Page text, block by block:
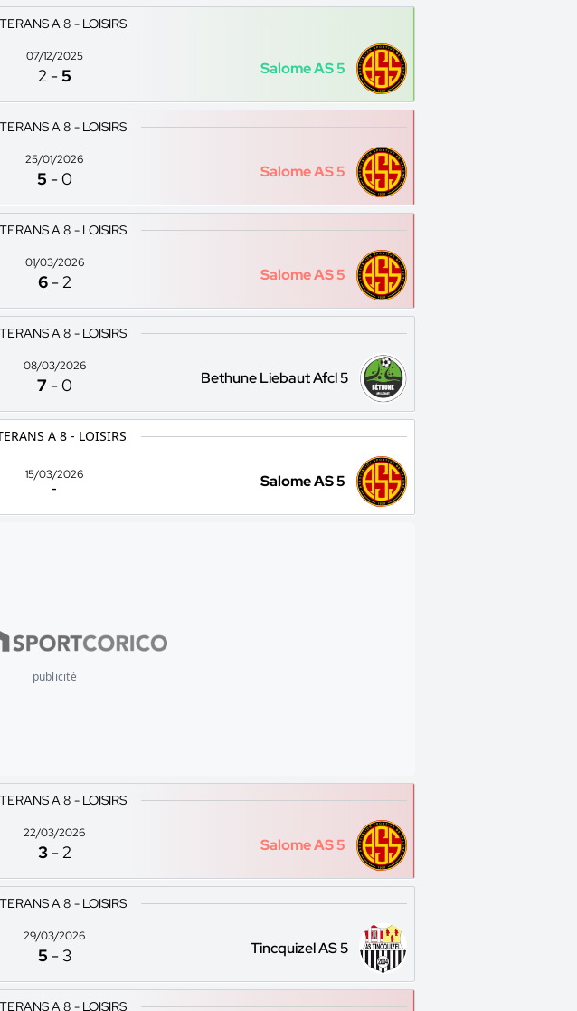
A 8 - LOISIRS
07/12/2025
2 -5 Salome AS 5
A 8 - LOISIRS
25/01/2026
5 -0 Salome AS 5
A 8 - LOISIRS
01/03/2026
6 -2 Salome AS 5
A 8 - LOISIRS
08/03/2026
7 -0 Bethune Liebaut Afcl 5
A 8 - LOISIRS
15/03/2026
-
Salome AS 5
publicité
A 8 - LOISIRS
22/03/2026
3 -2 Salome AS 5
A 8 - LOISIRS
29/03/2026
5 - 3 Tincquizel AS 5
A 8 - LOISIRS